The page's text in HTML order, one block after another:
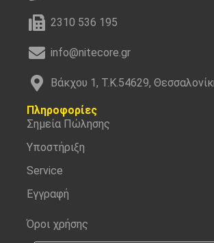
2310 536 195
info@nitecore.gr
Βάκχου 1, Τ.Κ.54629,
Πληροφορίες
Σημεία Πώλησης
Υποστήριξη
Service
Εγγραφή
Όροι χρήσης